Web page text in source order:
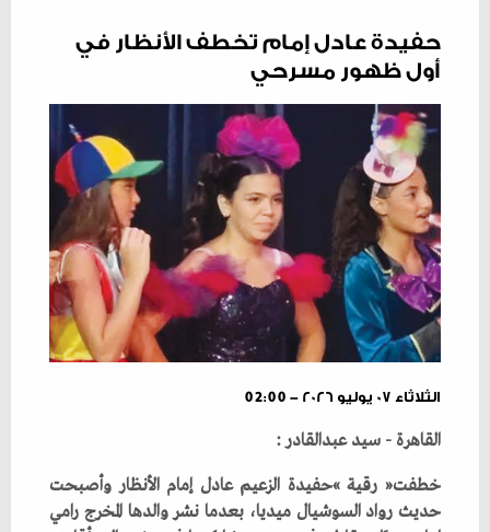
حفيدة عادل إمام تخطف الأنظار في
أول ظهور مسرحي
الثلاثاء ٠٧ يوليو ٢٠٢٦ - 02:00
القاهرة‭ - ‬سيد‭ ‬عبدالقادر‭:‬‮ ‬